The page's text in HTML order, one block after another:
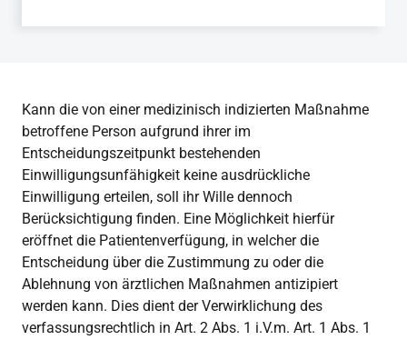
Kann die von einer medizinisch indizierten Maßnahme
betroffene Person aufgrund ihrer im
Entscheidungszeitpunkt bestehenden
Einwilligungsunfähigkeit keine ausdrückliche
Einwilligung erteilen, soll ihr Wille dennoch
Berücksichtigung finden. Eine Möglichkeit hierfür
eröffnet die Patientenverfügung, in welcher die
Entscheidung über die Zustimmung zu oder die
Ablehnung von ärztlichen Maßnahmen antizipiert
werden kann. Dies dient der Verwirklichung des
verfassungsrechtlich in Art. 2 Abs. 1 i.V.m. Art. 1 Abs. 1